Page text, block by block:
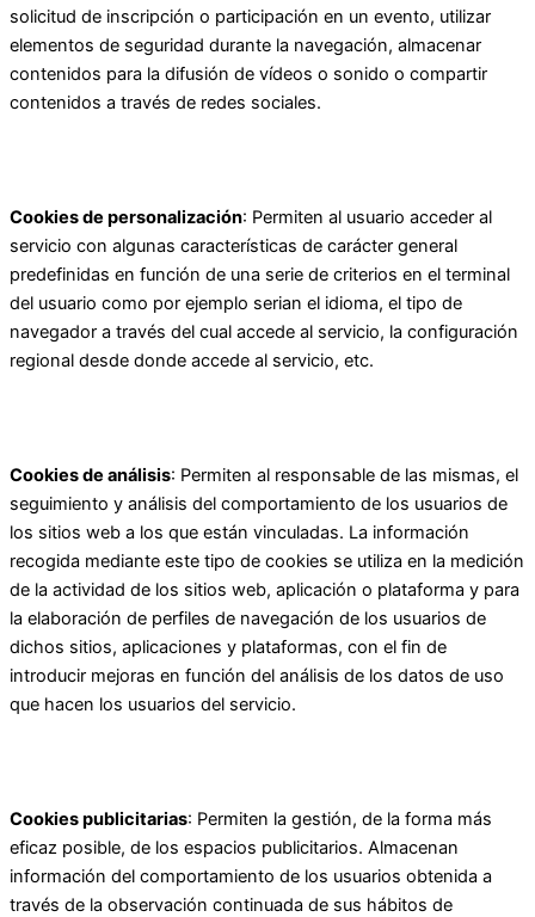
solicitud de inscripción o participación en un evento, utilizar
elementos de seguridad durante la navegación, almacenar
contenidos para la difusión de vídeos o sonido o compartir
contenidos a través de redes sociales.
Cookies de personalización: Permiten al usuario acceder al
servicio con algunas características de carácter general
predefinidas en función de una serie de criterios en el terminal
del usuario como por ejemplo serian el idioma, el tipo de
navegador a través del cual accede al servicio, la configuración
regional desde donde accede al servicio, etc.
Cookies de análisis: Permiten al responsable de las mismas, el
seguimiento y análisis del comportamiento de los usuarios de
los sitios web a los que están vinculadas. La información
recogida mediante este tipo de cookies se utiliza en la medición
de la actividad de los sitios web, aplicación o plataforma y para
la elaboración de perfiles de navegación de los usuarios de
dichos sitios, aplicaciones y plataformas, con el fin de
introducir mejoras en función del análisis de los datos de uso
que hacen los usuarios del servicio.
Cookies publicitarias: Permiten la gestión, de la forma más
eficaz posible, de los espacios publicitarios. Almacenan
información del comportamiento de los usuarios obtenida a
través de la observación continuada de sus hábitos de